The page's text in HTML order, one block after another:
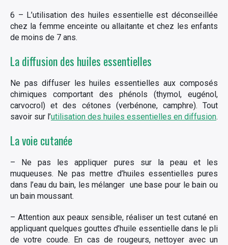
6 – L’utilisation des huiles essentielle est déconseillée
chez la femme enceinte ou allaitante et chez les enfants
de moins de 7 ans.
La diffusion des huiles essentielles
Ne pas diffuser les huiles essentielles aux composés
chimiques comportant des phénols (thymol, eugénol,
carvocrol) et des cétones (verbénone, camphre). Tout
savoir sur l’utilisation des huiles essentielles en diffusion.
La voie cutanée
– Ne pas les appliquer pures sur la peau et les
muqueuses. Ne pas mettre d’huiles essentielles pures
dans l’eau du bain, les mélanger une base pour le bain ou
un bain moussant.
– Attention aux peaux sensible, réaliser un test cutané en
appliquant quelques gouttes d’huile essentielle dans le pli
de votre coude. En cas de rougeurs, nettoyer avec un